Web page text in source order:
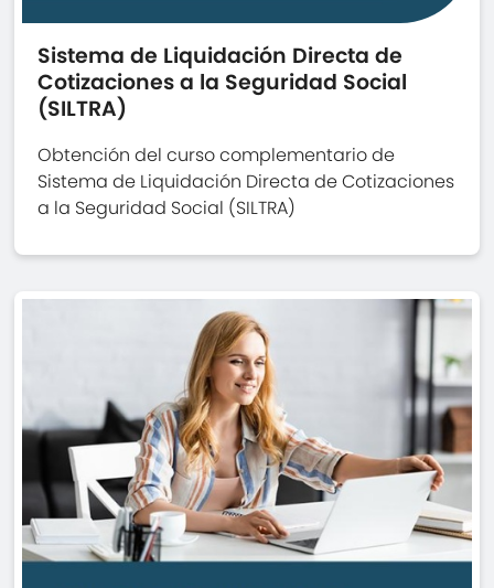
Sistema de Liquidación Directa de
Cotizaciones a la Seguridad Social
(SILTRA)
Obtención del curso complementario de
Sistema de Liquidación Directa de Cotizaciones
a la Seguridad Social (SILTRA)